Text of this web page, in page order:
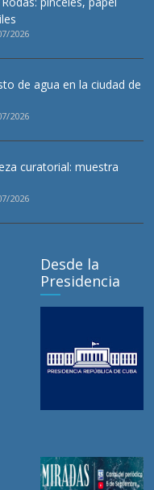
2026
de agua en la ciudad de
2026
curatorial: muestra
2026
Desde la
Presidencia